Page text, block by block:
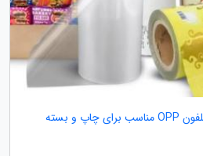
10 نکته کلیدی برای انتخاب سلفون OPP مناسب برای چاپ و بسته